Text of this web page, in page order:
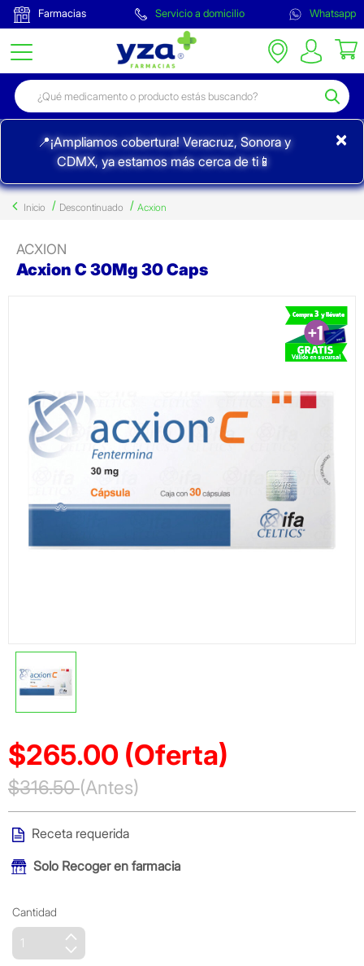
Farmacias Servicio a domicilio Whatsapp
📍¡Ampliamos cobertura! Veracruz, Sonora y
CDMX, ya estamos más cerca de ti📱
×
Inicio Descontinuado Acxion
ACXION
Acxion C 30Mg 30 Caps
$265.00 (Oferta)
Precio reducido de
$316.50(Antes)
Receta requerida
SoloRecoger en farmacia
Cantidad